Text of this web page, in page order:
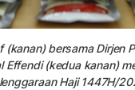
bersama Dirjen
Effendi (kedua kanan)
Haji 1447H/